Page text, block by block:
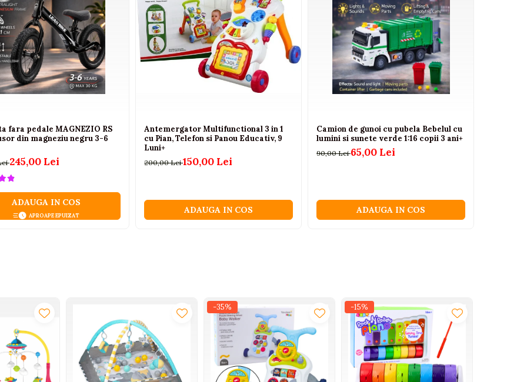
fara pedale MAGNEZIO RS
din magneziu negru 3-6
245,00 Lei
ADAUGA IN COS
APROAPE EPUIZAT
Antemergator Multifunctional 3 in 1
cu Pian, Telefon si Panou Educativ, 9
Luni+
200,00 Lei150,00 Lei
ADAUGA IN COS
Camion de gunoi cu pubela Bebelul cu
lumini si sunete verde 1:16 copii 3 ani+
90,00 Lei65,00 Lei
ADAUGA IN COS
-35% -15%